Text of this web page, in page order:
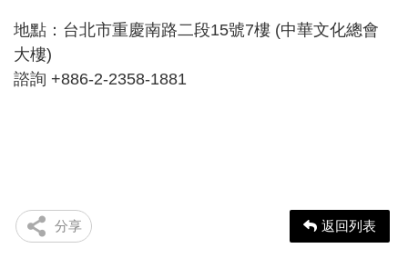
地點：台北市重慶南路二段15號7樓 (中華文化總會
大樓)
諮詢 +886-2-2358-1881
分享 返回列表